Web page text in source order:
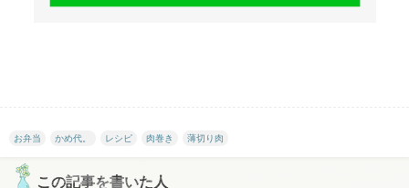
お弁当 かめ代。 レシピ 肉巻き 薄切り肉
この記事を書いた人